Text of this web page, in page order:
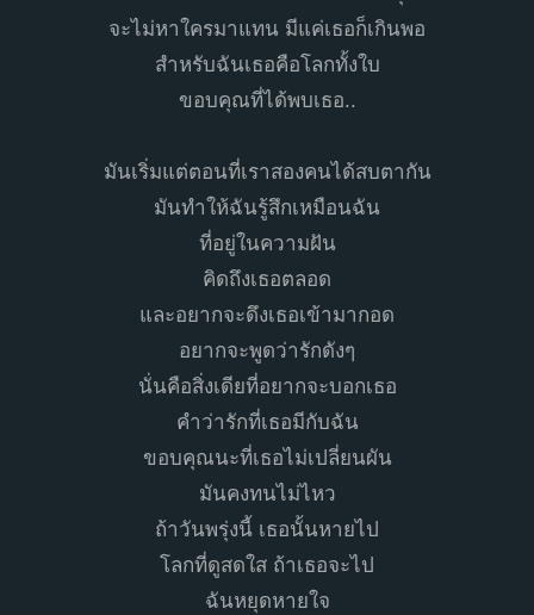
จะไม่หาใครมาแทน มีแค่เธอก็เกินพอ
สำหรับฉันเธอคือโลกทั้งใบ
ขอบคุณที่ได้พบเธอ..
มันเริ่มแต่ตอนที่เราสองคนได้สบตากัน
มันทำให้ฉันรู้สึกเหมือนฉัน
ที่อยู่ในความฝัน
คิดถึงเธอตลอด
และอยากจะดึงเธอเข้ามากอด
อยากจะพูดว่ารักดังๆ
นั่นคือสิ่งเดียที่อยากจะบอกเธอ
คำว่ารักที่เธอมีกับฉัน
ขอบคุณนะที่เธอไม่เปลี่ยนผัน
มันคงทนไม่ไหว
ถ้าวันพรุ่งนี้ เธอนั้นหายไป
โลกที่ดูสดใส ถ้าเธอจะไป
ฉันหยุดหายใจ